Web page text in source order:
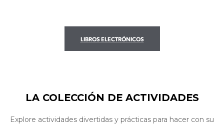
LIBROS ELECTRÓNICOS
LA COLECCIÓN DE ACTIVIDADES
Explore actividades divertidas y prácticas para hacer con su